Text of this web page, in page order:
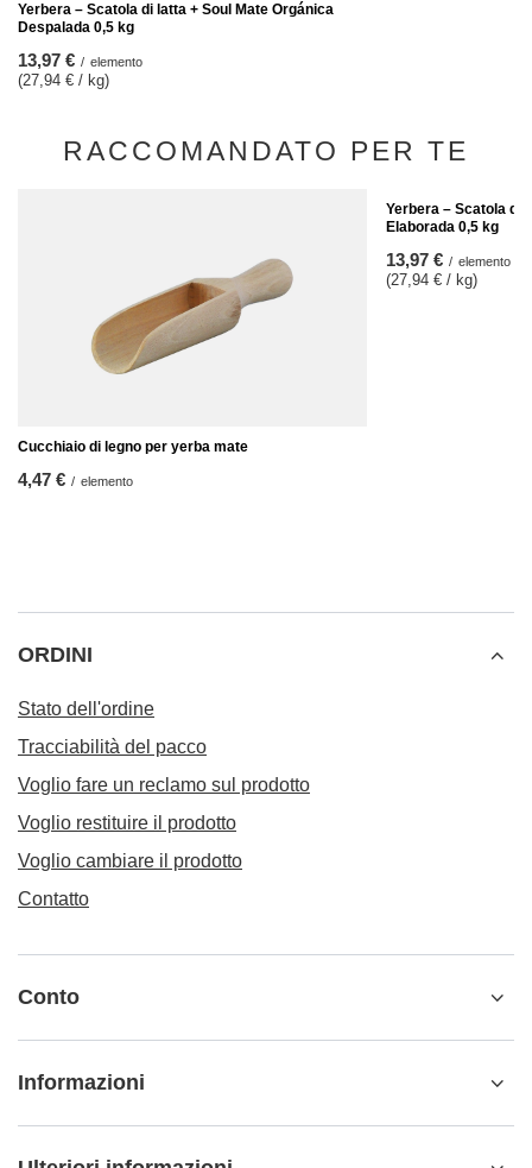
Yerbera – Scatola di latta + Soul Mate Orgánica
Despalada 0,5 kg
13,97 € / elemento
(27,94 € / kg)
RACCOMANDATO PER TE
Cucchiaio di legno per yerba mate
4,47 € / elemento
Yerbera – Scatola di
Elaborada 0,5 kg
13,97 € / elemento
(27,94 € / kg)
ORDINI
Stato dell'ordine
Tracciabilità del pacco
Voglio fare un reclamo sul prodotto
Voglio restituire il prodotto
Voglio cambiare il prodotto
Contatto
Conto
Informazioni